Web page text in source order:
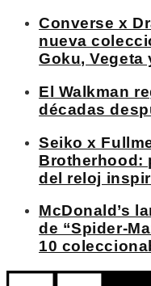
Converse x
nueva
Goku, Vegeta
El Walkman
décadas
Seiko x
Brotherhood:
del reloj
McDonald’s
de “Spider-
10